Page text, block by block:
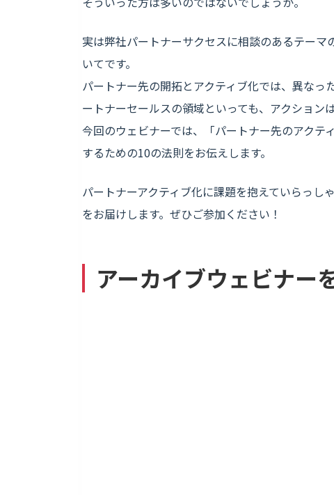
実は弊社パートナーサクセスに相談のあるテー
いてです。
パートナー先の開拓とアクティブ化では、異な
ートナーセールスの領域といっても、アクション
今回のウェビナーでは、「パートナー先のアク
するための10の法則をお伝えします。
パートナーアクティブ化に課題を抱えていらっし
をお届けします。ぜひご参加ください！
アーカイブウェビナー